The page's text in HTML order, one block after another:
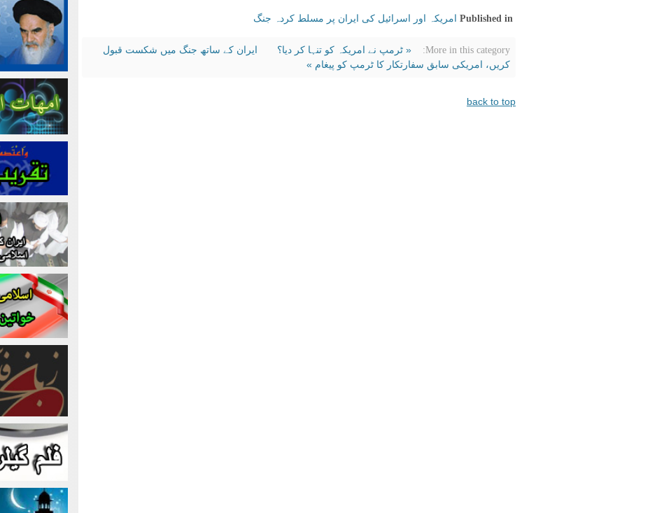
Published in امریکہ اور اسرائیل کی ایران پر مسلط کردہ جنگ
More in this category: « ٹرمپ نے امریکہ کو تنہا کر دیا؟
ایران کے ساتھ جنگ میں شکست قبول
کریں، امریکی سابق سفارتکار کا ٹرمپ کو پیغام »
back to top